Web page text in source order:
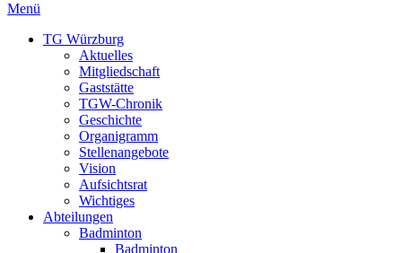
Menü
TG Würzburg
Aktuelles
Mitgliedschaft
Gaststätte
TGW-Chronik
Geschichte
Organigramm
Stellenangebote
Vision
Aufsichtsrat
Wichtiges
Abteilungen
Badminton
Badminton